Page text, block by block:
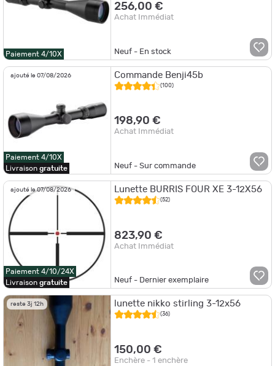
Paiement 4/10X
256,00 €
Achat Immédiat
Neuf - En stock
ajouté le 07/08/2026
Paiement 4/10X
Livraison gratuite
Commande Benji45b
(100)
198,90 €
Achat Immédiat
Neuf - Sur commande
ajouté le 07/08/2026
Paiement 4/10/24X
Livraison gratuite
Lunette BURRIS FOUR XE 3-12X56
(52)
823,90 €
Achat Immédiat
Neuf - Dernier exemplaire
reste 3j 12h lunette nikko stirling 3-12x56
(36)
150,00 €
Enchère - 1 enchère